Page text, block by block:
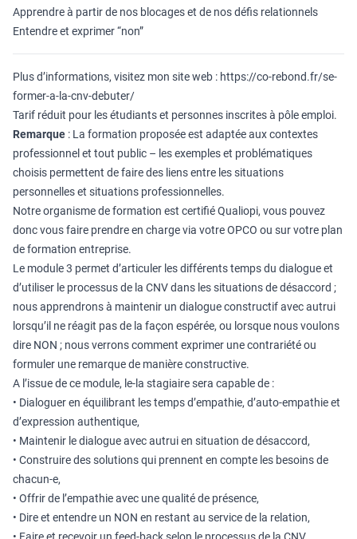
Apprendre à partir de nos blocages et de nos défis relationnels
Entendre et exprimer “non”
Plus d’informations, visitez mon site web : https://co-rebond.fr/se-
former-a-la-cnv-debuter/
Tarif réduit pour les étudiants et personnes inscrites à pôle emploi.
Remarque : La formation proposée est adaptée aux contextes
professionnel et tout public – les exemples et problématiques
choisis permettent de faire des liens entre les situations
personnelles et situations professionnelles.
Notre organisme de formation est certifié Qualiopi, vous pouvez
donc vous faire prendre en charge via votre OPCO ou sur votre plan
de formation entreprise.
Le module 3 permet d’articuler les différents temps du dialogue et
d’utiliser le processus de la CNV dans les situations de désaccord ;
nous apprendrons à maintenir un dialogue constructif avec autrui
lorsqu’il ne réagit pas de la façon espérée, ou lorsque nous voulons
dire NON ; nous verrons comment exprimer une contrariété ou
formuler une remarque de manière constructive.
A l’issue de ce module, le-la stagiaire sera capable de :
• Dialoguer en équilibrant les temps d’empathie, d’auto-empathie et
d’expression authentique,
• Maintenir le dialogue avec autrui en situation de désaccord,
• Construire des solutions qui prennent en compte les besoins de
chacun-e,
• Offrir de l’empathie avec une qualité de présence,
• Dire et entendre un NON en restant au service de la relation,